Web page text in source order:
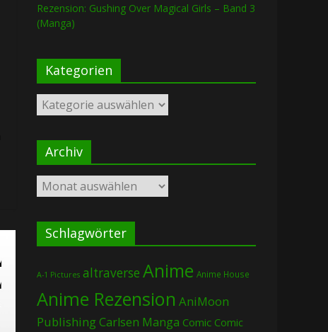
Rezension: Gushing Over Magical Girls – Band 3
(Manga)
Kategorien
Kategorien
Archiv
Archiv
Schlagwörter
A-1 Pictures altraverse Anime Anime House
Anime Rezension AniMoon
PublishingCarlsen Manga Comic Comic